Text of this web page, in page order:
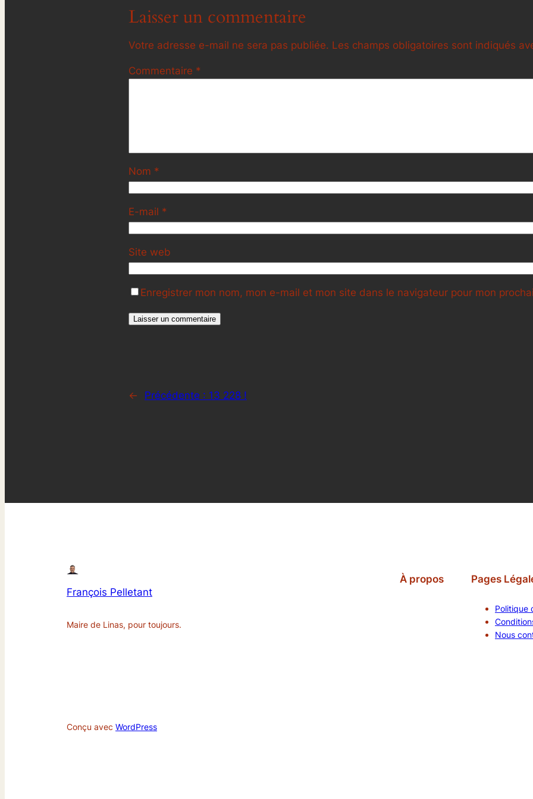
Laisser un commentaire
Votre adresse e-mail ne sera pas publiée. Les champs obligatoires sont indiqués
Commentaire *
Nom *
E-mail *
Site web
Enregistrer mon nom, mon e-mail et mon site dans le navigateur pour mon
← Précédente : 13 228 !
François Pelletant
Maire de Linas, pour toujours.
À propos Pages
Politique
Nous
Conçu avec WordPress